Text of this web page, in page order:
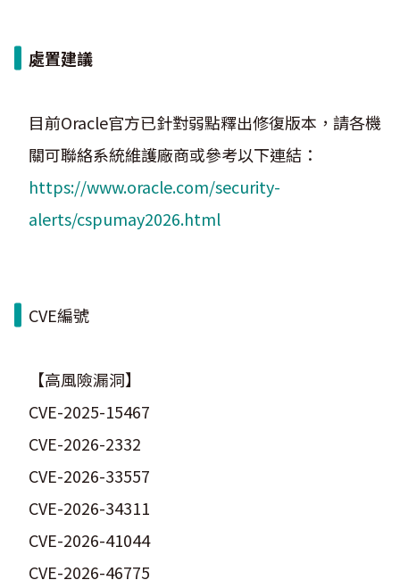
處置建議
目前Oracle官方已針對弱點釋出修復版本，請各機
關可聯絡系統維護廠商或參考以下連結：
https://www.oracle.com/security-
alerts/cspumay2026.html
CVE編號
【高風險漏洞】
CVE-2025-15467
CVE-2026-2332
CVE-2026-33557
CVE-2026-34311
CVE-2026-41044
CVE-2026-46775